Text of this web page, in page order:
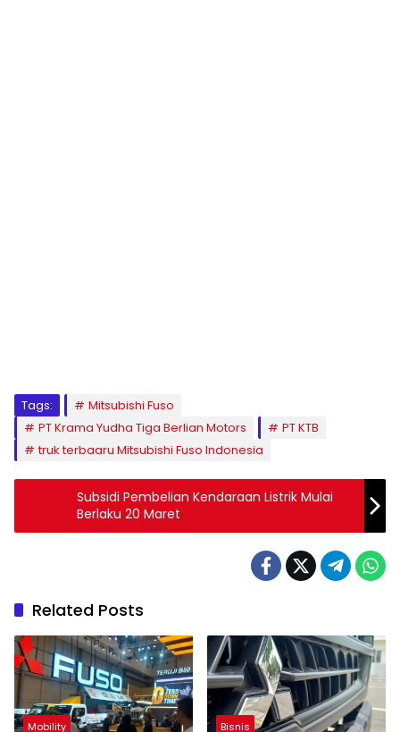
Tags:
Mitsubishi Fuso
PT Krama Yudha Tiga Berlian Motors
PT KTB
truk terbaaru Mitsubishi Fuso Indonesia
Subsidi Pembelian Kendaraan Listrik Mulai
Berlaku 20 Maret
Related Posts
Mobility Bisnis